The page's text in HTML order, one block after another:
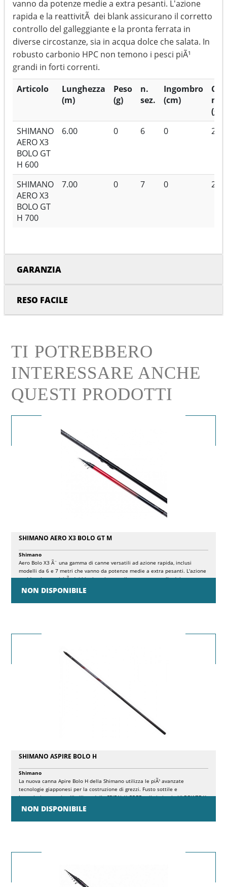
vanno da potenze medie a extra pesanti. L'azione
rapida e la reattivitÃ dei blank assicurano il corretto
controllo del galleggiante e la pronta ferrata in
diverse circostanze, sia in acqua dolce che salata. In
robusto carbonio HPC non temono i pesci piÃ¹
grandi in forti correnti.
Articolo
Lunghezza
(m)
Peso
(g)
n.
sez.
Ingombro
(cm)
(g)
SHIMANO
AERO X3
BOLO GT
H 600
6.00 0 6 0 25
SHIMANO
AERO X3
BOLO GT
H 700
7.00 0 7 0 25
GARANZIA
RESO FACILE
TI POTREBBERO
INTERESSARE ANCHE
QUESTI PRODOTTI
SHIMANO AERO X3 BOLO GT M
NON DISPONIBILE
Shimano
Aero Bolo X3 Ã¨ una gamma di canne versatili ad azione rapida, inclusi
modelli da 6 e 7 metri che vanno da potenze medie a extra pesanti. L'azione
rapida e la reattivitÃ dei blank assicurano il corretto controllo del
galleggiante e la pronta ferrata in diverse circostanze, sia in acqua dolce che
salata. In robusto carbonio HPC non temono i pesci piÃ¹ grandi in forti
correnti.
SHIMANO ASPIRE BOLO H
NON DISPONIBILE
Shimano
La nuova canna Apire Bolo H della Shimano utilizza le piÃ¹ avanzate
tecnologie giapponesi per la costruzione di grezzi. Fusto sottile e
leggerissimo grazie all'utilizzo dello SPIRAL X CORE, e il cimino in HI-POWER X,
incrementa la rigiditÃ torsionale migliorando il controllo sul pesce.
Consigliato l'utilizzo di nylon 0.16-0.22mm. Montaggio con anelli Fuji S.I.C. K e
placca Fuji NS.